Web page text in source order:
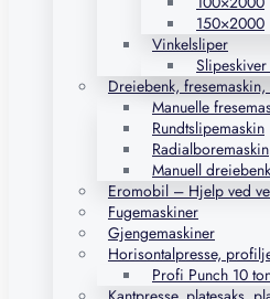
150×2000
Vinkelsliper
Dreiebenk,
Manuelle
Rundtslipemaskin
Radialboremaskin
Manuell dreiebenk
Eromobil – Hjelp ved
Fugemaskiner
Gjengemaskiner
Horisontalpresse,
Profi Punch 10